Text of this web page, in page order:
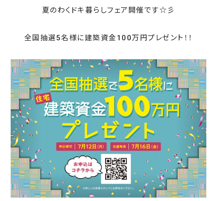
夏のわくドキ暮らしフェア開催です☆彡
全国抽選5名様に建築資金100万円プレゼント！！